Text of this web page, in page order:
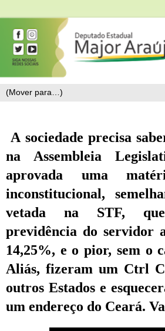
A sociedade precisa
na Assembleia
aprovada uma
inconstitucional,
vetada na STF,
previdência do servidor
14,25%, e o pior, sem o
Aliás, fizeram um Ctrl
outros Estados e
um endereço do Ceará.